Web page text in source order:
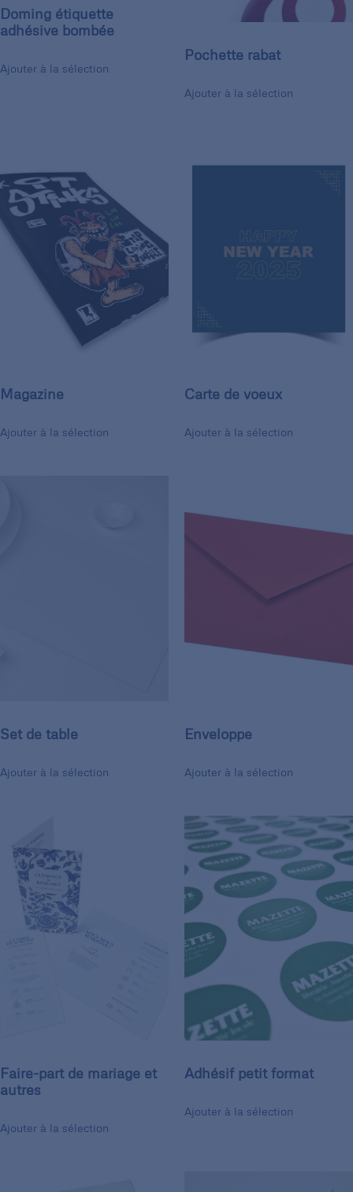
Doming étiquette
adhésive bombée
Ajouter à la sélection
Pochette rabat
Ajouter à la sélection
Magazine
Ajouter à la sélection
Carte de voeux
Ajouter à la sélection
Set de table
Ajouter à la sélection
Enveloppe
Ajouter à la sélection
Faire-part de mariage et
autres
Ajouter à la sélection
Adhésif petit format
Ajouter à la sélection